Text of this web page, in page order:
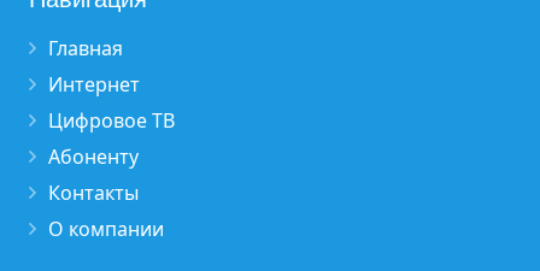
Главная
Интернет
Цифровое ТВ
Абоненту
Контакты
О компании